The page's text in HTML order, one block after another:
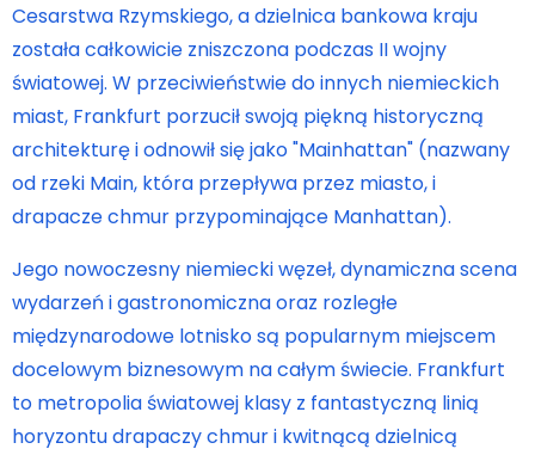
Cesarstwa Rzymskiego, a dzielnica bankowa kraju
została całkowicie zniszczona podczas II wojny
światowej. W przeciwieństwie do innych niemieckich
miast, Frankfurt porzucił swoją piękną historyczną
architekturę i odnowił się jako "Mainhattan" (nazwany
od rzeki Main, która przepływa przez miasto, i
drapacze chmur przypominające Manhattan).
Jego nowoczesny niemiecki węzeł, dynamiczna scena
wydarzeń i gastronomiczna oraz rozległe
międzynarodowe lotnisko są popularnym miejscem
docelowym biznesowym na całym świecie. Frankfurt
to metropolia światowej klasy z fantastyczną linią
horyzontu drapaczy chmur i kwitnącą dzielnicą